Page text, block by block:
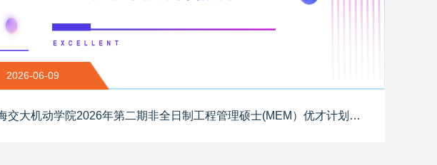
2026-06-09
上海交大机动学院2026年第二期非全日制工程管理硕士(MEM）优才计划训练营报名